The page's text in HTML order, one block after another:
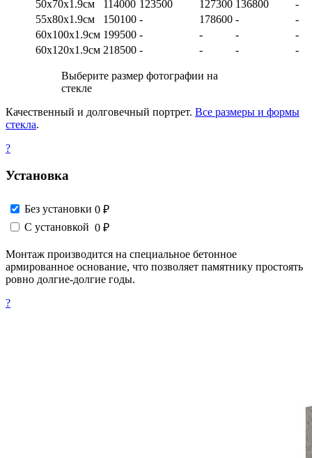
50х70х1.9см
114000 123500 127300 136800
-
55х80х1.9см
150100 - 178600 -
-
60х100х1.9см 199500 - - -
-
60х120х1.9см 218500 - - - -
Выберите размер фотографии на
стекле
Качественный и долговечный портрет. Все размеры и формы
стекла.
?
Установка
Без установки 0 ₽
С установкой 0 ₽
Монтаж производится на специальное бетонное
армированное основание, что позволяет памятнику простоять
ровно долгие-долгие годы.
?